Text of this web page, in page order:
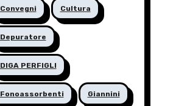
Convegni Cultura
Depuratore
DIGA PERFIGLI
Fonoassorbenti Giannini